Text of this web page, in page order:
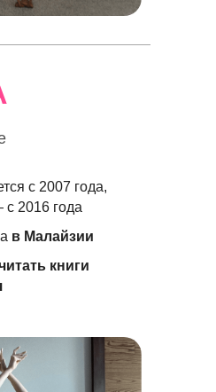
с 2007 года,
2016 года
в Малайзии
книги